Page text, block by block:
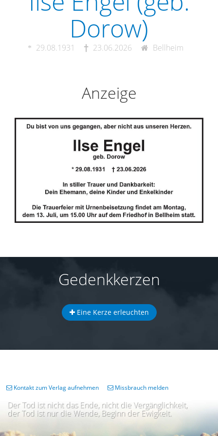
Dorow)
29.08.1931 23.06.2026 Bellheim
Anzeige
Gedenkkerzen
Eine Kerze erleuchten
Der Tod ist nicht das Ende, nicht die Vergänglichkeit,
der Tod ist nur die Wende, Beginn der Ewigkeit.
Kontakt zum Verlag aufnehmen Missbrauch melden